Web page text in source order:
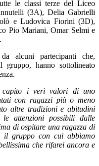
le classi terze del Liceo
(3A), Delia Gabrielli
e Ludovica Fiorini (3D),
Pio Mariani, Omar Selmi e
alcuni partecipanti che,
hanno sottolineato
capito i veri valori di uno
con ragazzi più o meno
altre tradizioni e abitudini
attenzioni possibili dalle
di ospitare una ragazza di
il gruppo con cui abbiamo
che rifarei ancora e